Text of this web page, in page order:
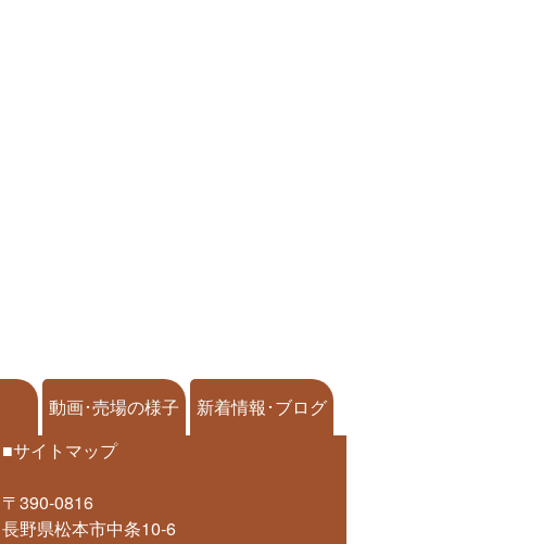
動画･売場の様子
新着情報･ブログ
■サイトマップ
〒390-0816
長野県松本市中条10-6